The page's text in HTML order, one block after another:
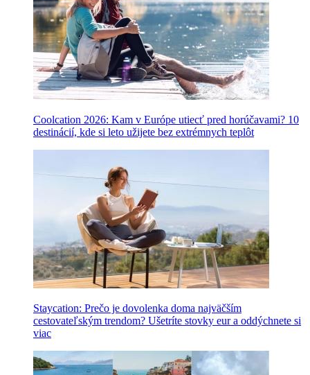
Coolcation 2026: Kam v Európe utiecť pred horúčavami? 10
destinácií, kde si leto užijete bez extrémnych teplôt
Staycation: Prečo je dovolenka doma najväčším
cestovateľským trendom? Ušetríte stovky eur a oddýchnete si
viac